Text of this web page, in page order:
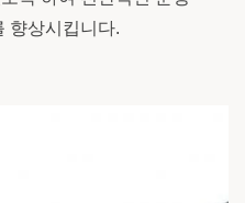
향상시킵니다.